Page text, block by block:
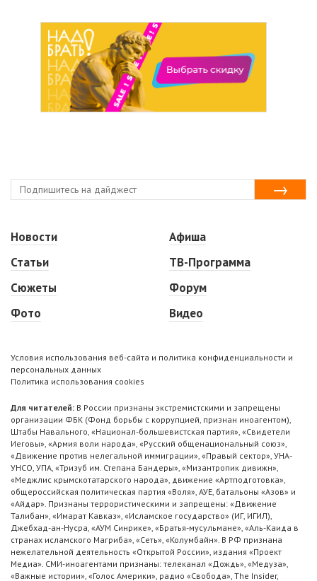
Новости
Статьи
Сюжеты
Фото
Афиша
ТВ-Программа
Форум
Видео
Условия использования веб-сайта и политика конфиденциальности и
персональных данных
Политика использования cookies
Для читателей: В России признаны экстремистскими и запрещены
организации ФБК (Фонд борьбы с коррупцией, признан иноагентом),
Штабы Навального, «Национал-большевистская партия», «Свидетели
Иеговы», «Армия воли народа», «Русский общенациональный союз»,
«Движение против нелегальной иммиграции», «Правый сектор», УНА-
УНСО, УПА, «Тризуб им. Степана Бандеры», «Мизантропик дивижн»,
«Меджлис крымскотатарского народа», движение «Артподготовка»,
общероссийская политическая партия «Воля», АУЕ, батальоны «Азов» и
«Айдар». Признаны террористическими и запрещены: «Движение
Талибан», «Имарат Кавказ», «Исламское государство» (ИГ, ИГИЛ),
Джебхад-ан-Нусра, «АУМ Синрике», «Братья-мусульмане», «Аль-Каида в
странах исламского Магриба», «Сеть», «Колумбайн». В РФ признана
нежелательной деятельность «Открытой России», издания «Проект
Медиа». СМИ-иноагентами признаны: телеканал «Дождь», «Медуза»,
«Важные истории», «Голос Америки», радио «Свобода», The Insider,